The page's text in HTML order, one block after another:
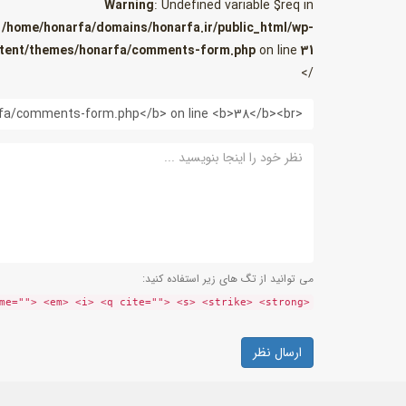
Warning: Undefined variable $req in
/home/honarfa/domains/honarfa.ir/public_html/wp-
themes/honarfa/comments-form.phpon line31
/>
می توانید از تگ های زیر استفاده کنید:
<a href="" title=""> <abbr title=""> <acronym title=""> <b> <blockquote cite=""> <cite> <code> <del datetime=""> <em> <i> <q cite=""> <s> <strike> <strong>